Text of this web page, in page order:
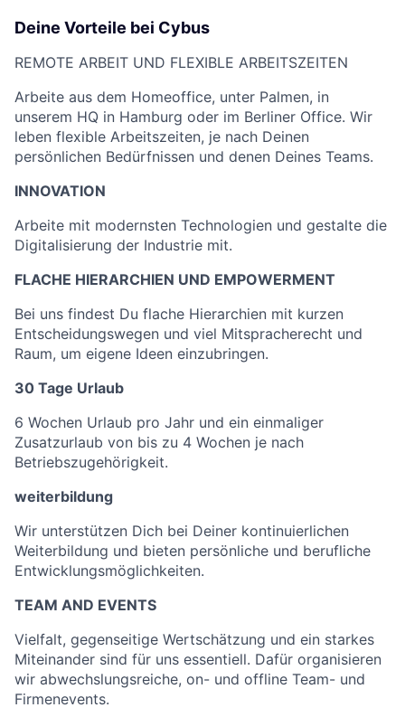
Deine Vorteile bei Cybus
REMOTE ARBEIT UND FLEXIBLE ARBEITSZEITEN
Arbeite aus dem Homeoffice, unter Palmen, in
unserem HQ in Hamburg oder im Berliner Office. Wir
leben flexible Arbeitszeiten, je nach Deinen
persönlichen Bedürfnissen und denen Deines Teams.
INNOVATION
Arbeite mit modernsten Technologien und gestalte die
Digitalisierung der Industrie mit.
FLACHE HIERARCHIEN UND EMPOWERMENT
Bei uns findest Du flache Hierarchien mit kurzen
Entscheidungswegen und viel Mitspracherecht und
Raum, um eigene Ideen einzubringen.
30 Tage Urlaub
6 Wochen Urlaub pro Jahr und ein einmaliger
Zusatzurlaub von bis zu 4 Wochen je nach
Betriebszugehörigkeit.
weiterbildung
Wir unterstützen Dich bei Deiner kontinuierlichen
Weiterbildung und bieten persönliche und berufliche
Entwicklungsmöglichkeiten.
TEAM AND EVENTS
Vielfalt, gegenseitige Wertschätzung und ein starkes
Miteinander sind für uns essentiell. Dafür organisieren
wir abwechslungsreiche, on- und offline Team- und
Firmenevents.